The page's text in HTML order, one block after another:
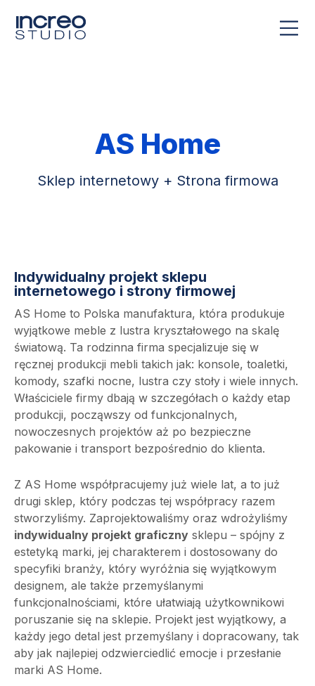
AS Home
Sklep internetowy + Strona firmowa
Indywidualny projekt sklepu
internetowego i strony firmowej
AS Home to Polska manufaktura, która produkuje
wyjątkowe meble z lustra kryształowego na skalę
światową. Ta rodzinna firma specjalizuje się w
ręcznej produkcji mebli takich jak: konsole, toaletki,
komody, szafki nocne, lustra czy stoły i wiele innych.
Właściciele firmy dbają w szczegółach o każdy etap
produkcji, począwszy od funkcjonalnych,
nowoczesnych projektów aż po bezpieczne
pakowanie i transport bezpośrednio do klienta.
Z AS Home współpracujemy już wiele lat, a to już
drugi sklep, który podczas tej współpracy razem
stworzyliśmy. Zaprojektowaliśmy oraz wdrożyliśmy
indywidualny projekt graficzny sklepu – spójny z
estetyką marki, jej charakterem i dostosowany do
specyfiki branży, który wyróżnia się wyjątkowym
designem, ale także przemyślanymi
funkcjonalnościami, które ułatwiają użytkownikowi
poruszanie się na sklepie. Projekt jest wyjątkowy, a
każdy jego detal jest przemyślany i dopracowany, tak
aby jak najlepiej odzwierciedlić emocje i przesłanie
marki AS Home.